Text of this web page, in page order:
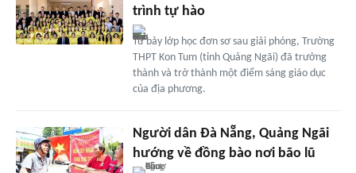
trình tự hào
Từ bảy lớp học đơn sơ sau giải phóng, Trường
THPT Kon Tum (tỉnh Quảng Ngãi) đã trưởng
thành và trở thành một điểm sáng giáo dục
của địa phương.
Người dân Đà Nẵng, Quảng Ngãi
hướng về đồng bào nơi bão lũ